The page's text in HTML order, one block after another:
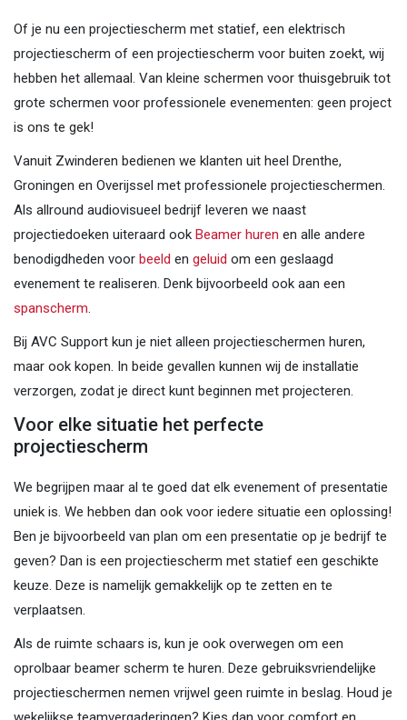
Of je nu een projectiescherm met statief, een elektrisch
projectiescherm of een projectiescherm voor buiten zoekt, wij
hebben het allemaal. Van kleine schermen voor thuisgebruik tot
grote schermen voor professionele evenementen: geen project
is ons te gek!
Vanuit Zwinderen bedienen we klanten uit heel Drenthe,
Groningen en Overijssel met professionele projectieschermen.
Als allround audiovisueel bedrijf leveren we naast
projectiedoeken uiteraard ook Beamer huren en alle andere
benodigdheden voor beeld en geluid om een geslaagd
evenement te realiseren. Denk bijvoorbeeld ook aan een
spanscherm.
Bij AVC Support kun je niet alleen projectieschermen huren,
maar ook kopen. In beide gevallen kunnen wij de installatie
verzorgen, zodat je direct kunt beginnen met projecteren.
Voor elke situatie het perfecte
projectiescherm
We begrijpen maar al te goed dat elk evenement of presentatie
uniek is. We hebben dan ook voor iedere situatie een oplossing!
Ben je bijvoorbeeld van plan om een presentatie op je bedrijf te
geven? Dan is een projectiescherm met statief een geschikte
keuze. Deze is namelijk gemakkelijk op te zetten en te
verplaatsen.
Als de ruimte schaars is, kun je ook overwegen om een
oprolbaar beamer scherm te huren. Deze gebruiksvriendelijke
projectieschermen nemen vrijwel geen ruimte in beslag. Houd je